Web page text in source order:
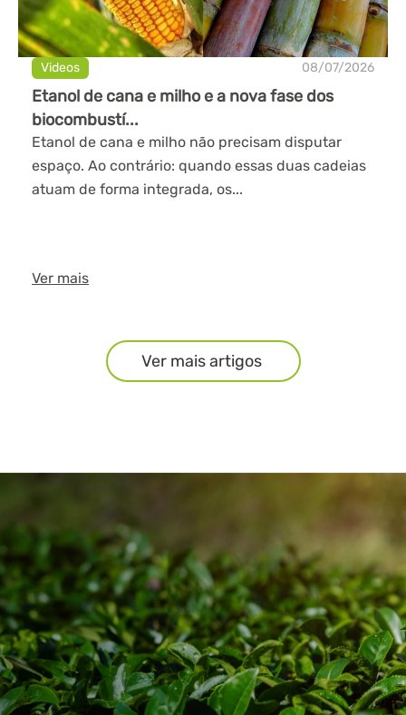
Videos 08/07/2026
Etanol de cana e milho e a nova fase dos
biocombustí...
Etanol de cana e milho não precisam disputar
espaço. Ao contrário: quando essas duas cadeias
atuam de forma integrada, os...
Ver mais
Ver mais artigos